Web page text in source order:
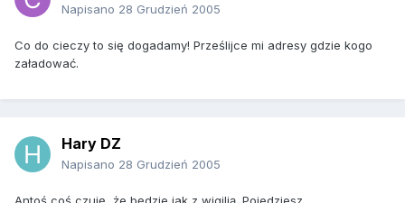
Napisano 28 Grudzień 2005
Co do cieczy to się dogadamy! Prześlijce mi adresy gdzie kogo
załadować.
Hary DZ
Napisano 28 Grudzień 2005